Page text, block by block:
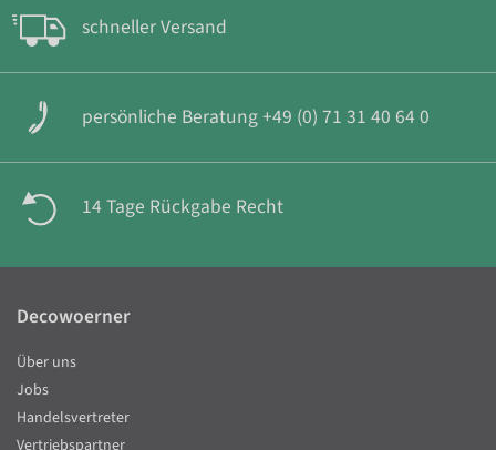
schneller Versand
persönliche Beratung +49 (0) 71 31 40 64 0
14 Tage Rückgabe Recht
Decowoerner
Über uns
Jobs
Handelsvertreter